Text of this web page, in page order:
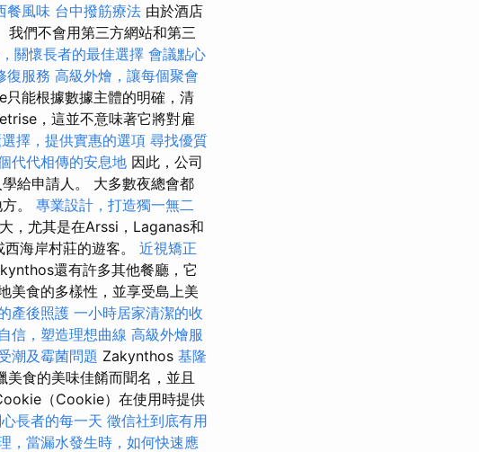
餐風味 台中撥筋療法 由於酒店
我們不會用第三方網站和第三
關懷長者的最佳選擇 會議點心
復服務 高級外燴，讓每個聚會
只能根據數據主體的明確，清
，這並不意味著它將對雇
擇，提供實惠的選項 尋找優質
代代相傳的安息地 因此，公司
給申請人。 大多數夜總會都
。 專業設計，打造獨一無二
，尤其是在Arssi，Laganas和
海岸村莊的遊客。 近視矯正
還有許多其他餐廳，它
美食的多樣性，並享受島上美
產後照護 一小時居家清潔的收
信，塑造理想曲線 高級外燴服
潮及霉菌問題 Zakynthos 基隆
美食的美味佳餚而聞名，並且
（Cookie）在使用時提供
長者的每一天 徵信社到底有用
，當漏水發生時，如何快速應